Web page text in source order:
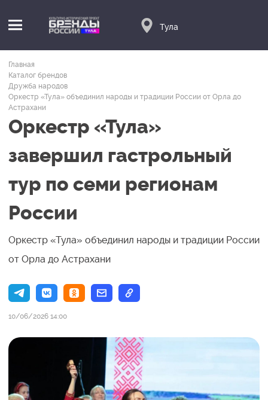
Тула
Главная
Каталог брендов
Дружба народов
Оркестр «Тула» объединил народы и традиции России от Орла до
Астрахани
Оркестр «Тула»
завершил гастрольный
тур по семи регионам
России
Оркестр «Тула» объединил народы и традиции России
от Орла до Астрахани
10/06/2026 14:00